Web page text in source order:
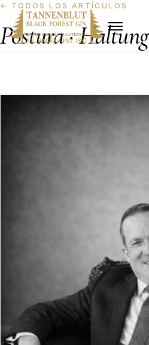
← TODOS LOS ARTÍCULOS
Postura · Haltung